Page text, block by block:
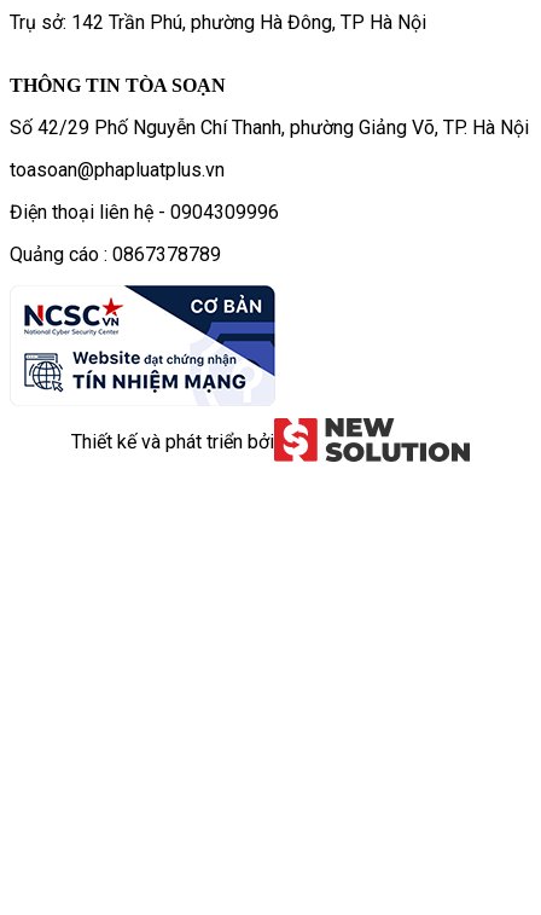
Trụ sở: 142 Trần Phú, phường Hà Đông, TP Hà Nội
THÔNG TIN TÒA SOẠN
Số 42/29 Phố Nguyễn Chí Thanh, phường Giảng Võ, TP. Hà Nội
toasoan@phapluatplus.vn
Điện thoại liên hệ - 0904309996
Quảng cáo : 0867378789
Thiết kế và phát triển bởi